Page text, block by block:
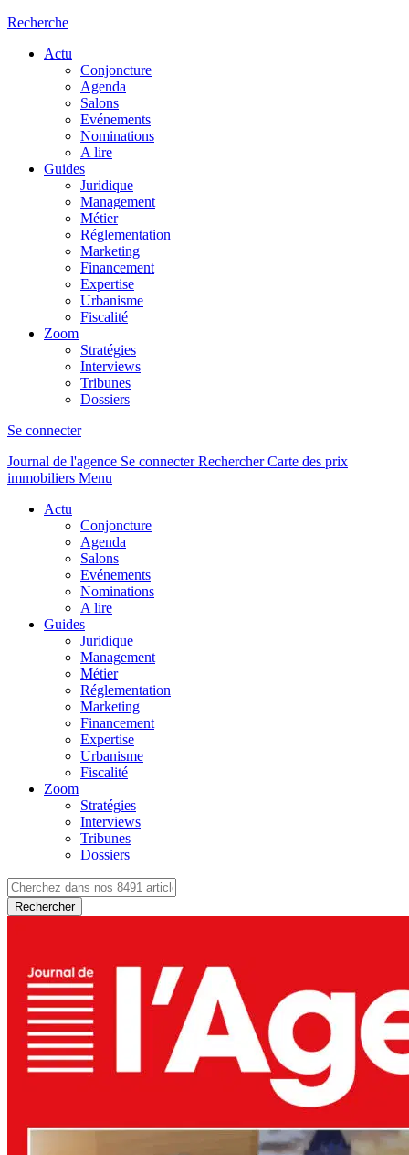
Recherche
Actu
Conjoncture
Agenda
Salons
Evénements
Nominations
A lire
Guides
Juridique
Management
Métier
Réglementation
Marketing
Financement
Expertise
Urbanisme
Fiscalité
Zoom
Stratégies
Interviews
Tribunes
Dossiers
Se connecter
Journal de l'agence Se connecterRechercher Carte des prix
immobiliers Menu
Actu
Conjoncture
Agenda
Salons
Evénements
Nominations
A lire
Guides
Juridique
Management
Métier
Réglementation
Marketing
Financement
Expertise
Urbanisme
Fiscalité
Zoom
Stratégies
Interviews
Tribunes
Dossiers
Rechercher